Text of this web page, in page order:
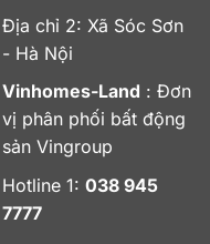
Địa chỉ 2: Xã Sóc Sơn
- Hà Nội
Vinhomes-Land : Đơn
vị phân phối bất động
sản Vingroup
Hotline 1: 038 945
7777